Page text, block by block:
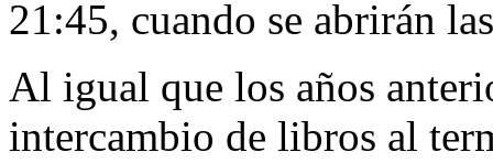
21:45, cuando se abrirán
Al igual que los años
intercambio de libros al